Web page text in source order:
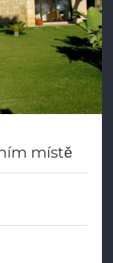
místě